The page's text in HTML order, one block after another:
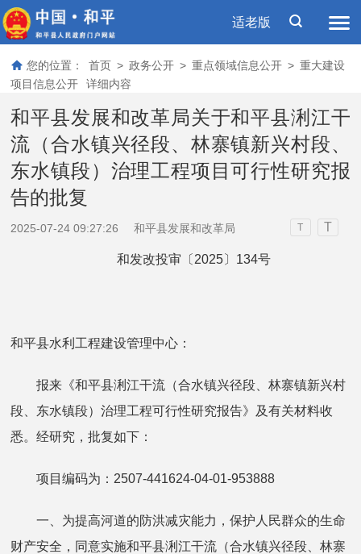
适老版
您的位置： 首页 > 政务公开 > 重点领域信息公开 > 重大建设
项目信息公开
详细内容
和平县发展和改革局关于和平县浰江干
流（合水镇兴径段、林寨镇新兴村段、
东水镇段）治理工程项目可行性研究报
告的批复
2025-07-24 09:27:26 和平县发展和改革局 T T
和发改投审〔2025〕134号
和平县水利工程建设管理中心：
报来《和平县浰江干流（合水镇兴径段、林寨镇新兴村
段、东水镇段）治理工程可行性研究报告》及有关材料收
悉。经研究，批复如下：
项目编码为：2507-441624-04-01-953888
一、为提高河道的防洪减灾能力，保护人民群众的生命
财产安全，同意实施和平县浰江干流（合水镇兴径段、林寨